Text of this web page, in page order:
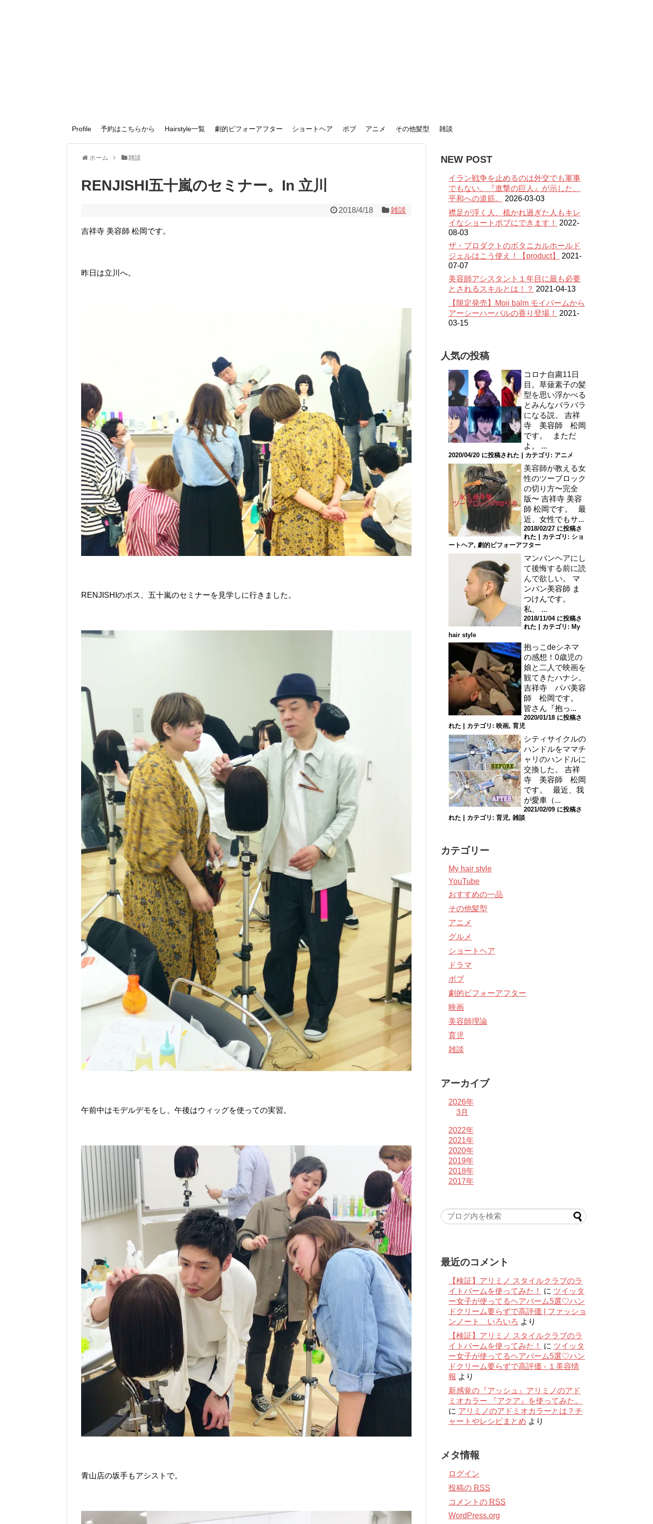
Profile 予約はこちらから Hairstyle一覧 劇的ビフォーアフター ショートヘア ボブ アニメ その他髪型 雑談
ホーム 雑談
RENJISHI五十嵐のセミナー。In 立川
2018/4/18 雑談
吉祥寺 美容師 松岡です。
昨日は立川へ。
RENJISHIのボス、五十嵐のセミナーを見学しに行きました。
午前中はモデルデモをし、午後はウィッグを使っての実習。
青山店の坂手もアシストで。
NEW POST
イラン戦争を止めるのは外交でも軍事
でもない。『進撃の巨人』が示した、
平和への道筋。
2026-03-03
襟足が浮く人、梳かれ過ぎた人もキレ
イなショートボブにできます！
2022-
08-03
ザ・プロダクトのボタニカルホールド
ジェルはこう使え！【product】
2021-
07-07
美容師アシスタント１年目に最も必要
とされるスキルとは！？ 2021-04-13
【限定発売】Moii balm モイバームから
アーシーハーバルの香り登場！
2021-
03-15
人気の投稿
コロナ自粛11日
目。草薙素子の髪
型を思い浮かべる
とみんなバラバラ
になる説。
吉祥
寺 美容師 松岡
です。 まただ
よ。 ...
2020/04/20 に投稿された カテゴリ: アニメ
美容師が教える女
性のツーブロック
の切り方〜完全
版〜 吉祥寺 美容
師 松岡です。 最
近、女性でもサ...
2018/02/27 に投稿さ
れた
カテゴリ: ショ
ートヘア, 劇的ビフォーアフター
マンバンヘアにし
て後悔する前に読
んで欲しい。
マ
ンバン美容師 ま
つけんです。
私、 ...
2018/11/04 に投稿さ
れた
カテゴリ: My
hair style
抱っこdeシネマ
の感想！0歳児の
娘と二人で映画を
観てきたハナシ。
吉祥寺 パパ美容
師 松岡です。
皆さん『抱っ...
2020/01/18 に投稿さ
れた
カテゴリ: 映画, 育児
シティサイクルの
ハンドルをママチ
ャリのハンドルに
交換した。
吉祥
寺 美容師 松岡
です。 最近、我
が愛車（...
2021/02/09 に投稿さ
れた
カテゴリ: 育児, 雑談
カテゴリー
My hair style
YouTube
おすすめの一品
その他髪型
アニメ
グルメ
ショートヘア
ドラマ
ボブ
劇的ビフォーアフター
映画
美容師理論
育児
雑談
アーカイブ
2026年
3月
2022年
2021年
2020年
2019年
2018年
2017年
最近のコメント
【検証】アリミノ スタイルクラブのラ
イトバームを使ってみた！
に ツイッタ
ー女子が使ってるヘアバーム5選♡ハン
ドクリーム要らずで高評価 | ファッショ
ンノート いろいろ より
【検証】アリミノ スタイルクラブのラ
イトバームを使ってみた！
に ツイッタ
ー女子が使ってるヘアバーム5選♡ハン
ドクリーム要らずで高評価 - １美容情
報 より
新感覚の『アッシュ』アリミノのアド
ミオカラー 『アクア』を使ってみた。
に アリミノのアドミオカラーとは？チ
ャートやレシピまとめ より
メタ情報
ログイン
投稿の RSS
コメントの RSS
WordPress.org